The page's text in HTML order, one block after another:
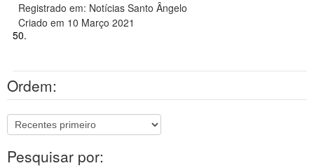
Registrado em: Notícias Santo Ângelo
Criado em 10 Março 2021
50.
Ordem:
Pesquisar por: